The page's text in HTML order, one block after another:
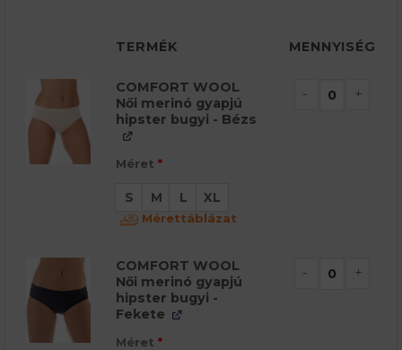
TERMÉK MENNYISÉG
COMFORT WOOL
Női merinó gyapjú
hipster bugyi - Bézs
Méret*
S M L XL
Mérettáblázat
COMFORT WOOL
Női merinó gyapjú
hipster bugyi -
Fekete
Méret*